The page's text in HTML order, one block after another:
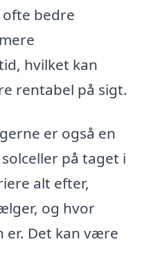
bedre
hvilket kan
rentabel på sigt.
er også en
på taget i
alt efter,
og hvor
er. Det kan være